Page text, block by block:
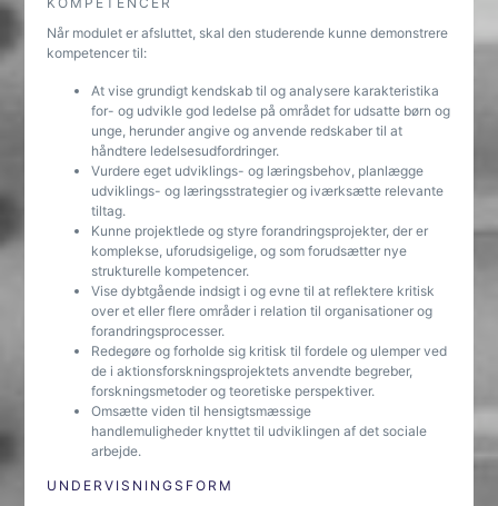
Når modulet er afsluttet, skal den studerende kunne demonstrere
kompetencer til:
At vise grundigt kendskab til og analysere karakteristika
for- og udvikle god ledelse på området for udsatte børn og
unge, herunder angive og anvende redskaber til at
håndtere ledelsesudfordringer.
Vurdere eget udviklings- og læringsbehov, planlægge
udviklings- og læringsstrategier og iværksætte relevante
tiltag.
Kunne projektlede og styre forandringsprojekter, der er
komplekse, uforudsigelige, og som forudsætter nye
strukturelle kompetencer.
Vise dybtgående indsigt i og evne til at reflektere kritisk
over et eller flere områder i relation til organisationer og
forandringsprocesser.
Redegøre og forholde sig kritisk til fordele og ulemper ved
de i aktionsforskningsprojektets anvendte begreber,
forskningsmetoder og teoretiske perspektiver.
Omsætte viden til hensigtsmæssige
handlemuligheder knyttet til udviklingen af det sociale
arbejde.
UNDERVISNINGSFORM